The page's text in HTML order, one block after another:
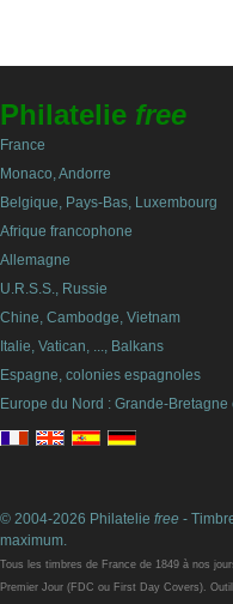
Philatelie free
France
Monaco, Andorre
Belgique, Pays-Bas, Luxembourg
Afrique francophone
Allemagne
U.R.S.S., Russie
Chine, Cambodge, Vietnam
Italie, Vatican, ..., Balkans
Espagne, colonies espagnoles
Europe du Nord : Grande-Bretagne
© 2004-2026 Philatelie free -
maximum.
Tous les timbres de France de 1849 à nos
Premier Jour (FDC ou First Day Covers).